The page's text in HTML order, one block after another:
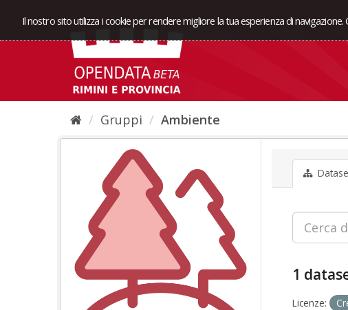
Il nostro sito utilizza i cookie per rendere migliore la tua esperienza di
Gruppi Ambiente
1
Licenze: